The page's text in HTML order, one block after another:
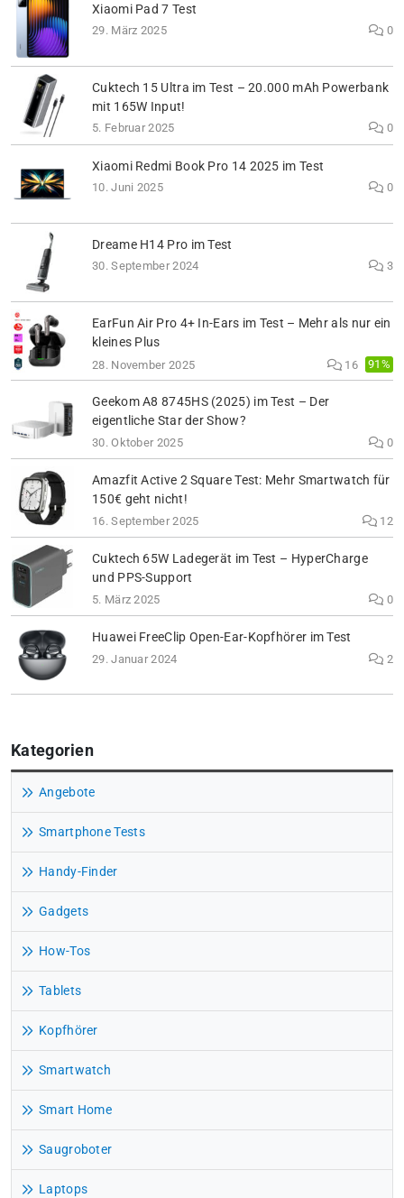
Xiaomi Pad 7 Test
29. März 2025 0
Cuktech 15 Ultra im Test – 20.000 mAh Powerbank
mit 165W Input!
5. Februar 2025 0
Xiaomi Redmi Book Pro 14 2025 im Test
10. Juni 2025 0
Dreame H14 Pro im Test
30. September 2024 3
EarFun Air Pro 4+ In-Ears im Test – Mehr als nur ein
kleines Plus
28. November 2025 16 91%
Geekom A8 8745HS (2025) im Test – Der
eigentliche Star der Show?
30. Oktober 2025 0
Amazfit Active 2 Square Test: Mehr Smartwatch für
150€ geht nicht!
16. September 2025 12
Cuktech 65W Ladegerät im Test – HyperCharge
und PPS-Support
5. März 2025 0
Huawei FreeClip Open-Ear-Kopfhörer im Test
29. Januar 2024 2
Kategorien
Angebote
Smartphone Tests
Handy-Finder
Gadgets
How-Tos
Tablets
Kopfhörer
Smartwatch
Smart Home
Saugroboter
Laptops